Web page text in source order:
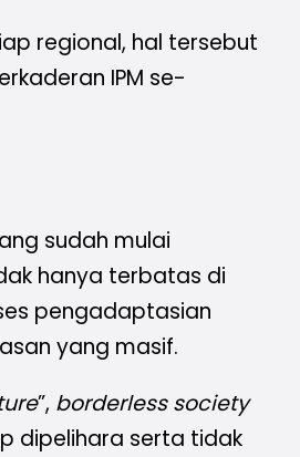
regional, hal tersebut
IPM se-
sudah mulai
hanya terbatas di
pengadaptasian
yang masif.
”, borderless society
dipelihara serta tidak